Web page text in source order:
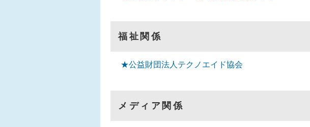
福祉関係
★公益財団法人テクノエイド協会
メディア関係